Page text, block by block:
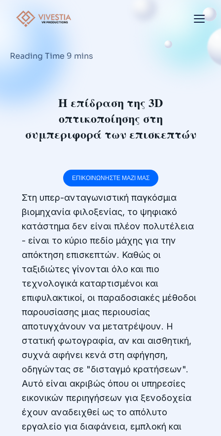
Η επίδραση της 3D
οπτικοποίησης στη
συμπεριφορά των επισκεπτών
ΕΠΙΚΟΙΝΩΝΗΣΤΕ ΜΑΖΙ ΜΑΣ
Στη υπερ-ανταγωνιστική παγκόσμια
βιομηχανία φιλοξενίας, το ψηφιακό
κατάστημα δεν είναι πλέον πολυτέλεια
- είναι το κύριο πεδίο μάχης για την
απόκτηση επισκεπτών. Καθώς οι
ταξιδιώτες γίνονται όλο και πιο
τεχνολογικά καταρτισμένοι και
επιφυλακτικοί, οι παραδοσιακές μέθοδοι
παρουσίασης μιας περιουσίας
αποτυγχάνουν να μετατρέψουν. Η
στατική φωτογραφία, αν και αισθητική,
συχνά αφήνει κενά στη αφήγηση,
οδηγώντας σε "δισταγμό κρατήσεων".
Αυτό είναι ακριβώς όπου οι υπηρεσίες
εικονικών περιηγήσεων για ξενοδοχεία
έχουν αναδειχθεί ως το απόλυτο
εργαλείο για διαφάνεια, εμπλοκή και